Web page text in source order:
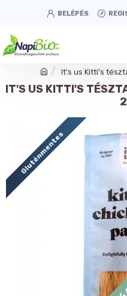
BELÉPÉS
It's us Kitti's
IT'S US KITTI'S
Gluténmentes